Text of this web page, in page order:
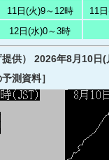
11日(火)9～12時 11
12日(水)0～3時
提供） 2026年8月10日
測資料］